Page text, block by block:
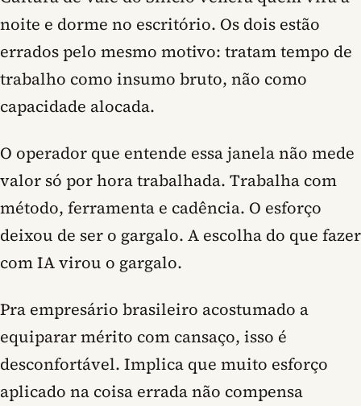
noite e dorme no escritório. Os dois estão
errados pelo mesmo motivo: tratam tempo de
trabalho como insumo bruto, não como
capacidade alocada.
O operador que entende essa janela não mede
valor só por hora trabalhada. Trabalha com
método, ferramenta e cadência. O esforço
deixou de ser o gargalo. A escolha do que fazer
com IA virou o gargalo.
Pra empresário brasileiro acostumado a
equiparar mérito com cansaço, isso é
desconfortável. Implica que muito esforço
aplicado na coisa errada não compensa